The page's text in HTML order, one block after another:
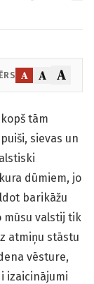
A A A
tām
sievas un
dūmiem, jo
barikāžu
mūsu valstij tik
atmiņu stāstu
vēsture,
izaicinājumi